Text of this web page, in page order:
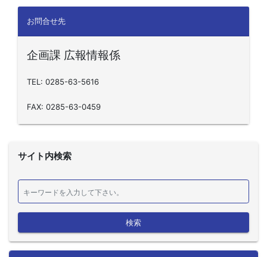
お問合せ先
企画課 広報情報係
TEL: 0285-63-5616
FAX: 0285-63-0459
サイト内検索
検索